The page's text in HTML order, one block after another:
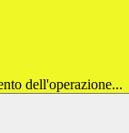
dell'operazione...